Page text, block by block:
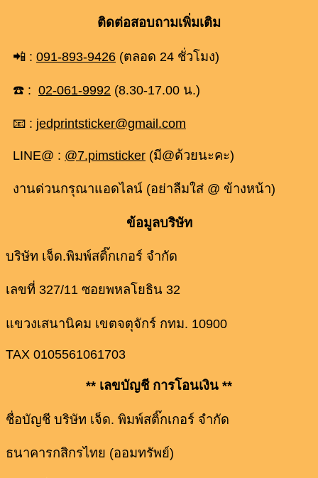
ติดต่อสอบถามเพิ่มเติม
📲 : 091-893-9426 (ตลอด 24 ชั่วโมง)
☎️ : 02-061-9992 (8.30-17.00 น.)
📧 : jedprintsticker@gmail.com
LINE@ : @7.pimsticker (มี@ด้วยนะคะ)
งานด่วนกรุณาแอดไลน์ (อย่าลืมใส่ @ ข้างหน้า)
ข้อมูลบริษัท
บริษัท เจ็ด.พิมพ์สติ๊กเกอร์ จำกัด
เลขที่ 327/11 ซอยพหลโยธิน 32
แขวงเสนานิคม เขตจตุจักร์ กทม. 10900
TAX 0105561061703
** เลขบัญชี การโอนเงิน **
ชื่อบัญชี บริษัท เจ็ด. พิมพ์สติ๊กเกอร์ จำกัด
ธนาคารกสิกรไทย (ออมทรัพย์)